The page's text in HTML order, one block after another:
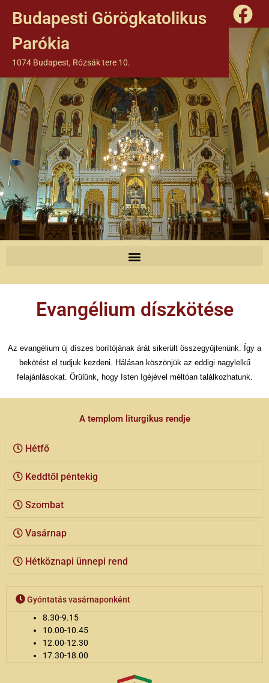
Budapesti Görögkatolikus
Parókia
1074 Budapest, Rózsák tere 10.
Evangélium díszkötése
Az evangélium új díszes borítójának árát sikerült összegyűjtenünk. Így a
bekötést el tudjuk kezdeni. Hálásan köszönjük az eddigi nagylelkű
felajánlásokat. Örülünk, hogy Isten Igéjével méltóan találkozhatunk.
A templom liturgikus rendje
Hétfő
Keddtől péntekig
Szombat
Vasárnap
Hétköznapi ünnepi rend
Gyóntatás vasárnaponként
8.30-9.15
10.00-10.45
12.00-12.30
17.30-18.00